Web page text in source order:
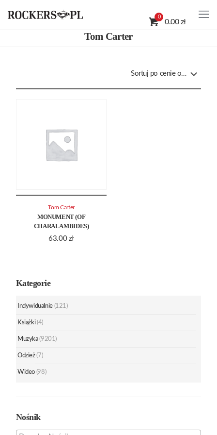
0
0.00 zł
Tom Carter
MONUMENT (OF
CHARALAMBIDES)
63.00 zł
Tom Carter
Kategorie
Indywidualnie (121)
Książki (4)
Muzyka (9201)
Odzież (7)
Wideo (98)
Nośnik